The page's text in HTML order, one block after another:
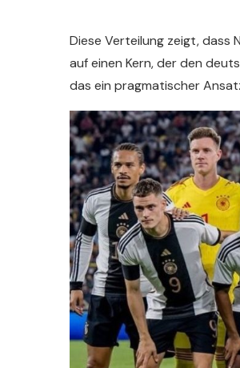
Diese Verteilung zeigt, dass
auf einen Kern, der den
das ein pragmatischer